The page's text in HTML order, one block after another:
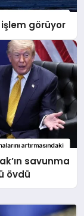
görüyor
savunma
övdü